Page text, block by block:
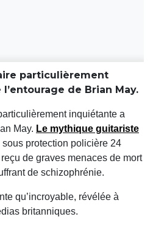
particulièrement
de Brian May.
inquiétante a
May. Le mythique guitariste
protection policière 24
de graves menaces de mort
de schizophrénie.
qu’incroyable, révélée à
britanniques.